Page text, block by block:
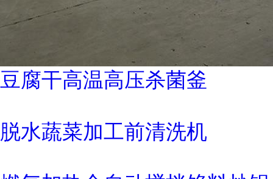
豆腐干高温高压杀菌釜
脱水蔬菜加工前清洗机